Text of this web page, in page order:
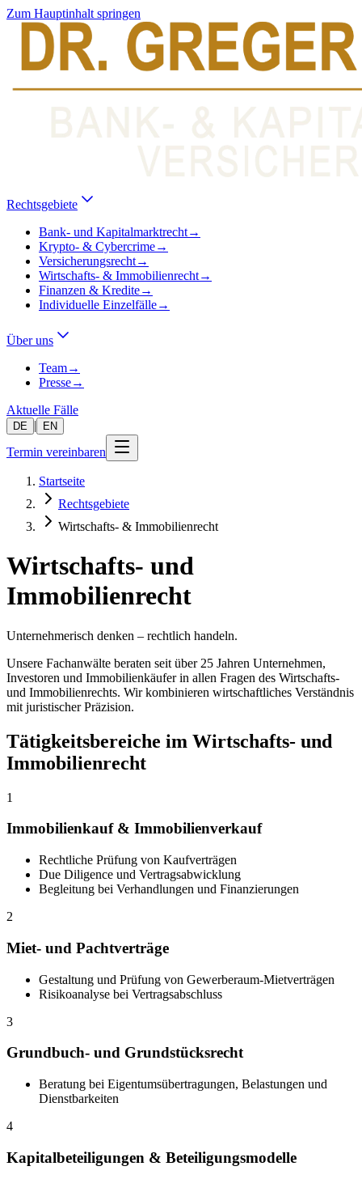
Zum Hauptinhalt springen
Rechtsgebiete
Bank- und Kapitalmarktrecht→
Krypto- & Cybercrime→
Versicherungsrecht→
Wirtschafts- & Immobilienrecht→
Finanzen & Kredite→
Individuelle Einzelfälle→
Über uns
Team→
Presse→
Aktuelle Fälle
DE | EN
Termin vereinbaren
Startseite
Rechtsgebiete
Wirtschafts- & Immobilienrecht
Wirtschafts- und
Immobilienrecht
Unternehmerisch denken – rechtlich handeln.
Unsere Fachanwälte beraten seit über 25 Jahren Unternehmen,
Investoren und Immobilienkäufer in allen Fragen des Wirtschafts-
und Immobilienrechts. Wir kombinieren wirtschaftliches Verständnis
mit juristischer Präzision.
Tätigkeitsbereiche im Wirtschafts- und
Immobilienrecht
1
Immobilienkauf & Immobilienverkauf
Rechtliche Prüfung von Kaufverträgen
Due Diligence und Vertragsabwicklung
Begleitung bei Verhandlungen und Finanzierungen
2
Miet- und Pachtverträge
Gestaltung und Prüfung von Gewerberaum-Mietverträgen
Risikoanalyse bei Vertragsabschluss
3
Grundbuch- und Grundstücksrecht
Beratung bei Eigentumsübertragungen, Belastungen und
Dienstbarkeiten
4
Kapitalbeteiligungen & Beteiligungsmodelle